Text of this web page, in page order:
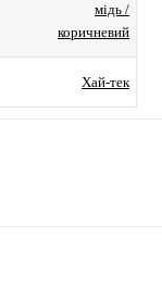
мідь /
коричневий
Хай-тек